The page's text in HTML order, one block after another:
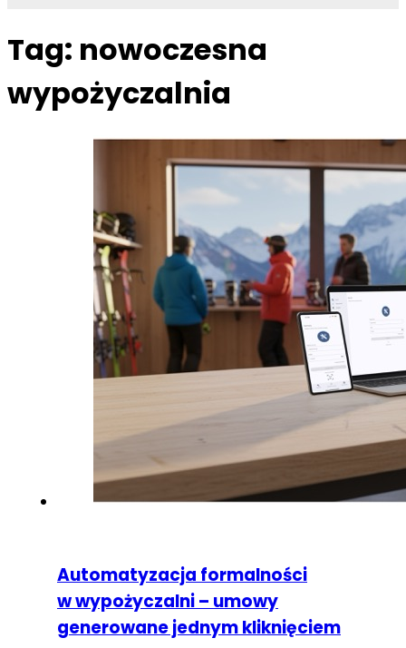
Tag: nowoczesna
wypożyczalnia
Automatyzacja formalności
w wypożyczalni – umowy
generowane jednym kliknięciem